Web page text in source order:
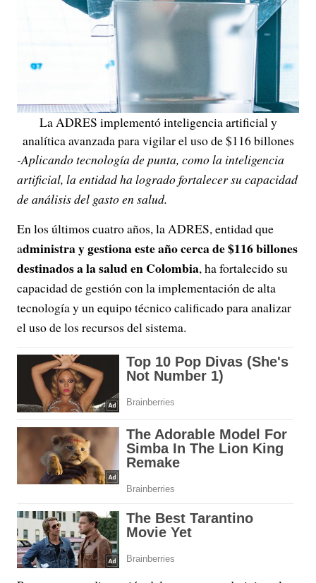
La ADRES implementó inteligencia artificial y
analítica avanzada para vigilar el uso de $116 billones
-Aplicando tecnología de punta, como la inteligencia
artificial, la entidad ha logrado fortalecer su capacidad
de análisis del gasto en salud.
En los últimos cuatro años, la ADRES, entidad que
administra y gestiona este año cerca de $116 billones
destinados a la salud en Colombia, ha fortalecido su
capacidad de gestión con la implementación de alta
tecnología y un equipo técnico calificado para analizar
el uso de los recursos del sistema.